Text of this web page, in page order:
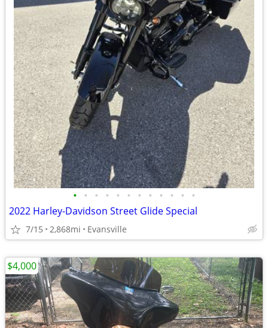
• • • • • • • • • • • •
2022 Harley-Davidson Street Glide Special
7/15 2,868mi Evansville
$4,000